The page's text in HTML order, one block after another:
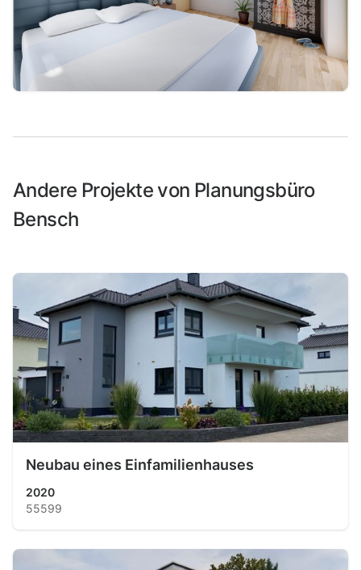
Andere Projekte von Planungsbüro
Bensch
Neubau eines Einfamilienhauses
2020
55599